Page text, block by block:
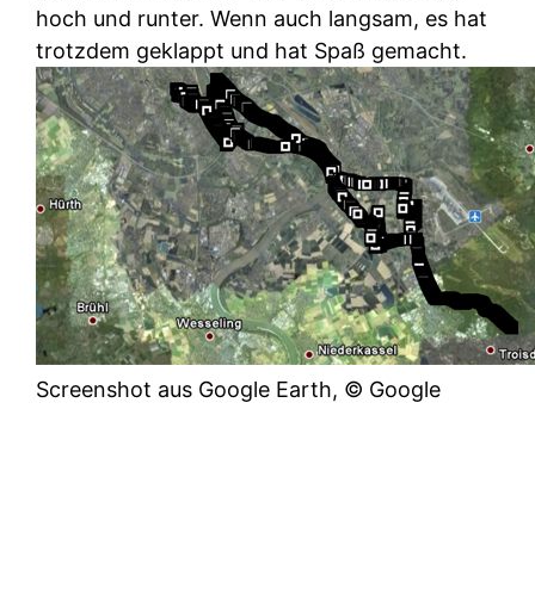
hoch und runter. Wenn auch langsam, es hat
trotzdem geklappt und hat Spaß gemacht.
Screenshot aus Google Earth, © Google